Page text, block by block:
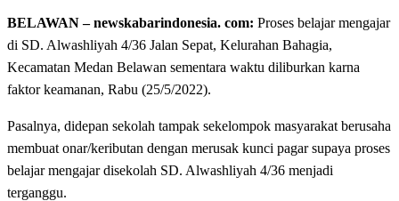
BELAWAN – newskabarindonesia. com: Proses belajar mengajar
di SD. Alwashliyah 4/36 Jalan Sepat, Kelurahan Bahagia,
Kecamatan Medan Belawan sementara waktu diliburkan karna
faktor keamanan, Rabu (25/5/2022).
Pasalnya, didepan sekolah tampak sekelompok masyarakat berusaha
membuat onar/keributan dengan merusak kunci pagar supaya proses
belajar mengajar disekolah SD. Alwashliyah 4/36 menjadi
terganggu.